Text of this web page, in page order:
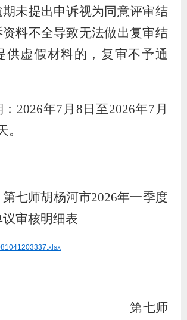
未提出申诉视为同意评审结
料不全导致无法做出复审结
供虚假材料的，复审不予通
2026年7 月 8 日至2026年7 月
。
第七师胡杨河市2026年一季度
审核明细表
第七师